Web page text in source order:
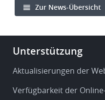
Zur News-Übersicht
Footer
Service
support
Unterstützung
Aktualisierungen der
Verfügbarkeit der